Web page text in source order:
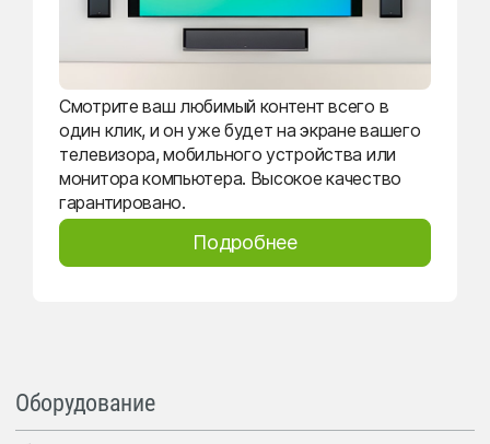
Смотрите ваш любимый контент всего в
один клик, и он уже будет на экране вашего
телевизора, мобильного устройства или
монитора компьютера. Высокое качество
гарантировано.
Подробнее
Оборудование